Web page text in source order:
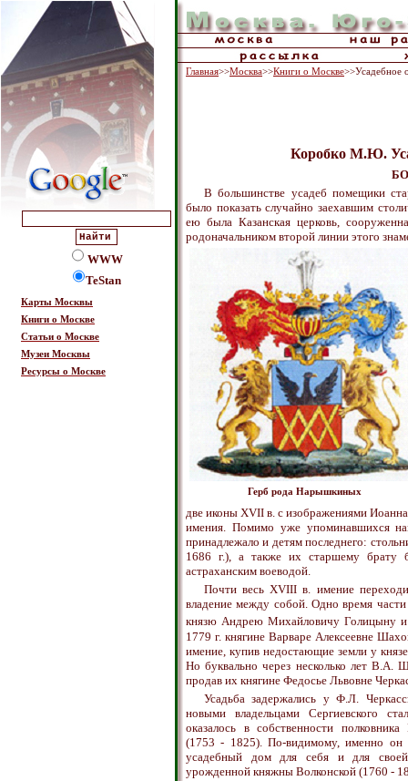
WWW
TeStan
Карты Москвы
Книги о Москве
Статьи о Москве
Музеи Москвы
Ресурсы о Москве
Главная>>Москва>>Книги о Москве>>Усадебное
Коробко М.Ю.
В большинстве усадеб помещики
было показать случайно заехавшим
ею была Казанская церковь,
родоначальником второй линии этого
Герб рода Нарышкиных
две иконы XVII в. с изображениями
имения. Помимо уже упоминавшихся
принадлежало и детям последнего:
1686 г.), а также их старшему
астраханским воеводой.
Почти весь XVIII в. имение
владение между собой. Одно время части
князю Андрею Михайловичу Голицыну
1779 г. княгине Варваре Алексеевне
имение, купив недостающие земли у
Но буквально через несколько лет В.А.
продав их княгине Федосье Львовне
Усадьба задержались у Ф.Л.
новыми владельцами Сергиевского
оказалось в собственности
(1753 - 1825). По-видимому, именно он
усадебный дом для себя и для
урожденной княжны Волконской (1760 -